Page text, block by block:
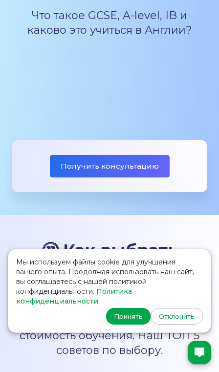
Что такое GCSE, A-level, IB и
каково это учиться в Англии?
Получить консультацию
🤔 Как выбрать
школу в Англии?
Перед тем как решить, в какую
школу поступить, изучите ее
рейтинг, расположение,
стоимость обучения. Наш ТОП 5
советов по выбору.
Мы используем файлы cookie для улучшения
вашего опыта. Продолжая использовать наш сайт,
вы соглашаетесь с нашей политикой
конфиденциальности. Политика
конфиденциальности
Принять Отклонить